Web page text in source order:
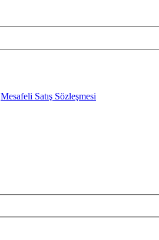
Mesafeli Satış Sözleşmesi